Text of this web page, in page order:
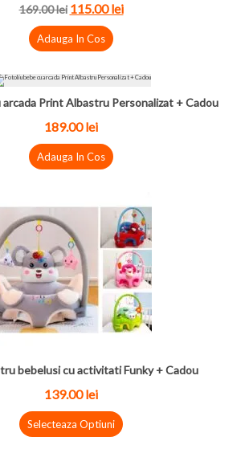
169.00 lei 115.00 lei
Adauga In Cos
Print Albastru Personalizat + Cadou
189.00 lei
Adauga In Cos
bebelusi cu activitati Funky + Cadou
139.00 lei
Selecteaza Optiuni